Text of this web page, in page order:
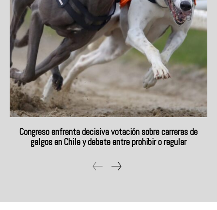
Congreso enfrenta decisiva votación sobre carreras de
galgos en Chile y debate entre prohibir o regular